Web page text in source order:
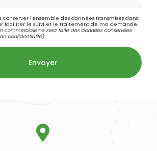
conserver l'ensemble des données transmises dans
faciliter le suivi et le traitement de ma demande.
commerciale ne sera faite des données conservées.
confidentialité)